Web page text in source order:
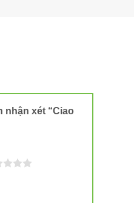
nhận xét “Ciao